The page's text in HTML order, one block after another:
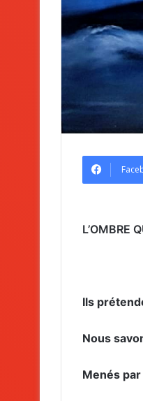
L’OMBRE
Ils
Nous
Menés par